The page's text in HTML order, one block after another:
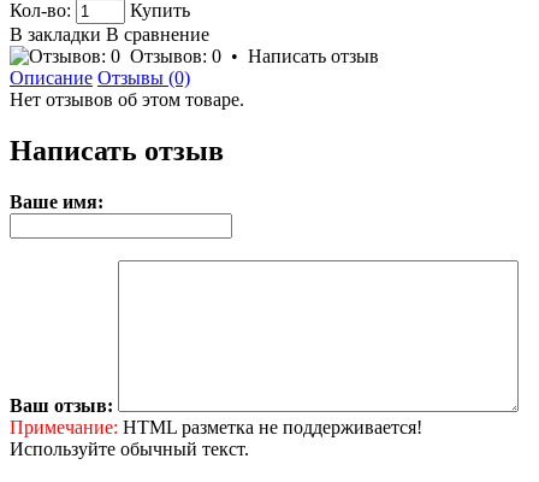
Кол-во:
Купить
В закладки В сравнение
Отзывов: 0 • Написать отзыв
Описание Отзывы (0)
Нет отзывов об этом товаре.
Написать отзыв
Ваше имя:
Ваш отзыв:
Примечание: HTML разметка не поддерживается!
Используйте обычный текст.